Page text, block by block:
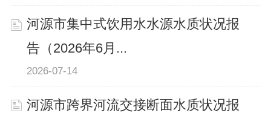
河源市集中式饮用水水源水质状况报
告（2026年6月...
2026-07-14
河源市跨界河流交接断面水质状况报